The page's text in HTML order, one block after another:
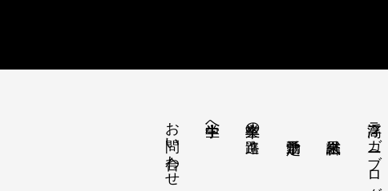
浮高ラガー（ブログ）
卒業生の進路
中学生へ
お問い合わせ